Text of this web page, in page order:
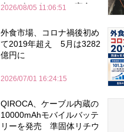
森のビアガーデンで実食
2026/08/05 11:06:51
外食市場、コロナ禍後初め
て2019年超え 5月は3282
億円に
2026/07/01 16:24:15
QIROCA、ケーブル内蔵の
10000mAhモバイルバッテ
リーを発売 準固体リチウ